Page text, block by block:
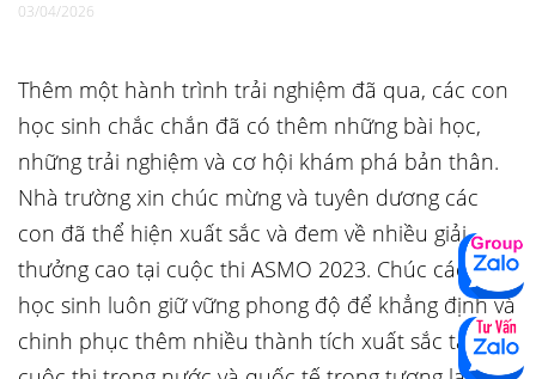
03/04/2026
Thêm một hành trình trải nghiệm đã qua, các con
học sinh chắc chắn đã có thêm những bài học,
những trải nghiệm và cơ hội khám phá bản thân.
Nhà trường xin chúc mừng và tuyên dương các
con đã thể hiện xuất sắc và đem về nhiều giải
thưởng cao tại cuộc thi ASMO 2023. Chúc các con
học sinh luôn giữ vững phong độ để khẳng định và
chinh phục thêm nhiều thành tích xuất sắc tại các